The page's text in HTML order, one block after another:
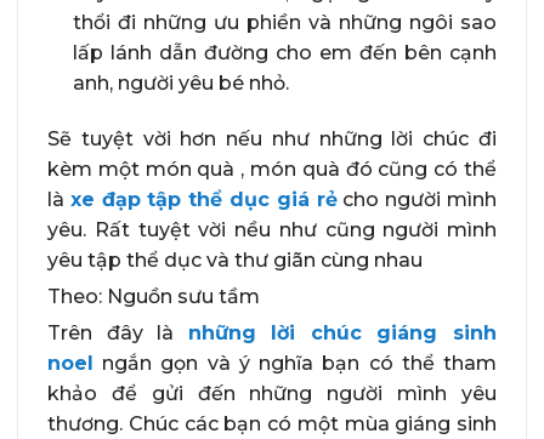
thổi đi những ưu phiền và những ngôi sao
lấp lánh dẫn đường cho em đến bên cạnh
anh, người yêu bé nhỏ.
Sẽ tuyệt vời hơn nếu như những lời chúc đi
kèm một món quà , món quà đó cũng có thể
là xe đạp tập thể dục giá rẻcho người mình
yêu. Rất tuyệt vời nều như cũng người mình
yêu tập thể dục và thư giãn cùng nhau
Theo: Nguồn sưu tầm
Trên đây là những lời chúc giáng sinh
noel
ngắn gọn và ý nghĩa bạn có thể tham
khảo để gửi đến những người mình yêu
thương. Chúc các bạn có một mùa giáng sinh